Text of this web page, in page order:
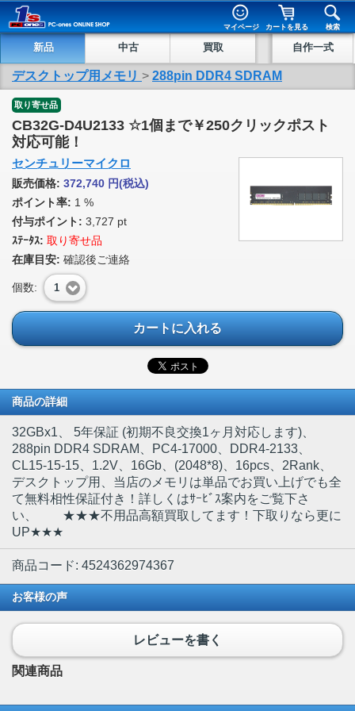
マイページ カートを見る 検索
新品 中古 買取 自作一式
デスクトップ用メモリ > 288pin DDR4 SDRAM
取り寄せ品
CB32G-D4U2133 ☆1個まで￥250クリックポスト
対応可能！
センチュリーマイクロ
販売価格: 372,740 円(税込)
ポイント率: 1 %
付与ポイント: 3,727 pt
ｽﾃｰﾀｽ: 取り寄せ品
在庫目安: 確認後ご連絡
個数: 1
カートに入れる
商品の詳細
32GBx1 、 5年保証 (初期不良交換1ヶ月対応します)、
288pin DDR4 SDRAM、PC4-17000、DDR4-2133、
CL15-15-15、1.2V、16Gb、(2048*8)、16pcs、2Rank、
デスクトップ用、当店のメモリは単品でお買い上げでも全
て無料相性保証付き！詳しくはｻｰﾋﾞｽ案内をご覧下さ
い、 ★★★不用品高額買取してます！下取りなら更に
UP★★★
商品コード: 4524362974367
お客様の声
レビューを書く
関連商品